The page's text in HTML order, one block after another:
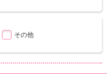
その他